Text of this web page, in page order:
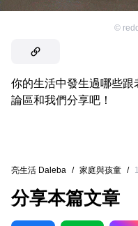
©
你的生活中發生過哪些
論區和我們分享吧！
亮生活 Daleba / 家庭與孩童 /
分享本篇文章